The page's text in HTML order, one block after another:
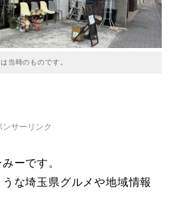
当時のものです。
ンサーリンク
ーです。
な埼玉県グルメや地域情報